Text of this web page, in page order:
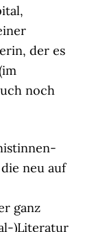
der es
noch
neu auf
ganz
)Literatur